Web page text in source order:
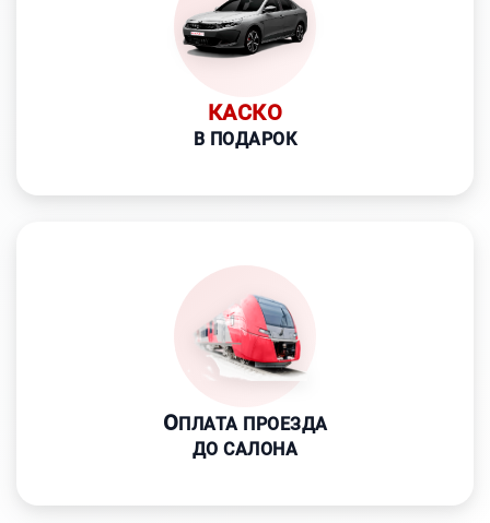
КАСКО
В ПОДАРОК
ОПЛАТА ПРОЕЗДА
ДО САЛОНА